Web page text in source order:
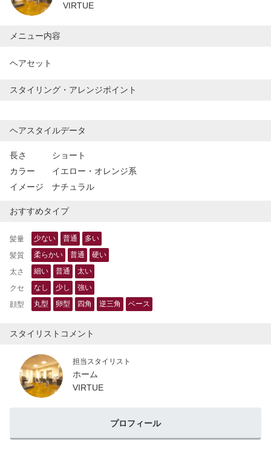
VIRTUE
メニュー内容
ヘアセット
スタイリング・アレンジポイント
ヘアスタイルデータ
長さ
ショート
カラー
イエロー・オレンジ系
イメージ
ナチュラル
おすすめタイプ
髪量 少ない 普通
多い
髪質
柔らかい 普通
硬い
太さ
細い 普通
太い
クセ
なし 少し
強い
顔型
丸型 卵型 四角 逆三角 ベース
スタイリストコメント
担当スタイリスト
ホーム
VIRTUE
プロフィール